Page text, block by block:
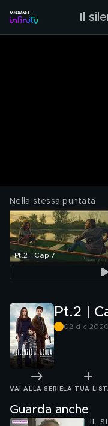
Il
Nella stessa puntata
Pt.2 | Cap.7
Pt.2 |
02 dic
VAI ALLA SERIE LA TUA
Guarda anche
IL